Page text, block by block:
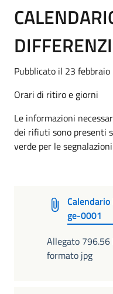
Pubblicato il 23 febbraio
Orari di ritiro e giorni
Le informazioni
dei rifiuti sono presenti
verde per le segnalazioni
ge-0001
Allegato 796.56
formato jpg